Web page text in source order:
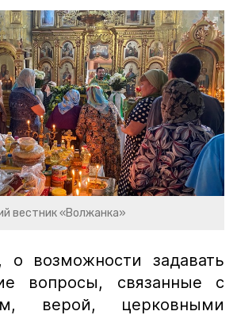
вестник «Волжанка»
о возможности задавать
вопросы, связанные с
верой, церковными